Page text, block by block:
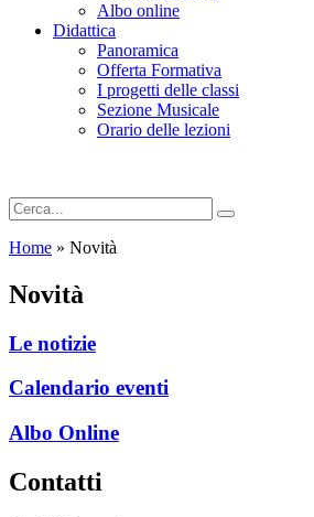
Albo online
Didattica
Panoramica
Offerta Formativa
I progetti delle classi
Sezione Musicale
Orario delle lezioni
Home » Novità
Novità
Le notizie
Calendario eventi
Albo Online
Contatti